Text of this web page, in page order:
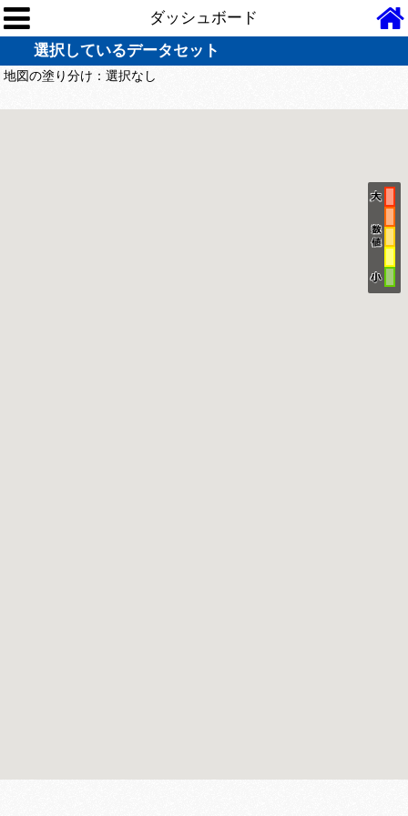
ダッシュボード
選択しているデータセット
地図の塗り分け： 選択なし